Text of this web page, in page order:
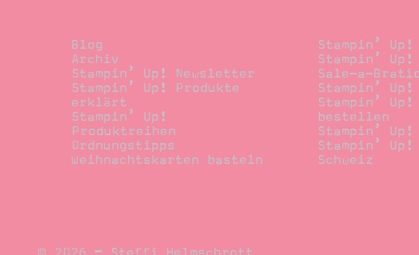
Blog
Archiv
Stampin’ Up! Newsletter
Stampin’ Up! Produkte
erklärt
Stampin’ Up!
Produktreihen
Ordnungstipps
Weihnachtskarten basteln
Stampin’
Stampin’ Up!
Sale-a-
Stampin’ Up!
Stampin’
bestellen
Stampin’
Stampin’
Schweiz